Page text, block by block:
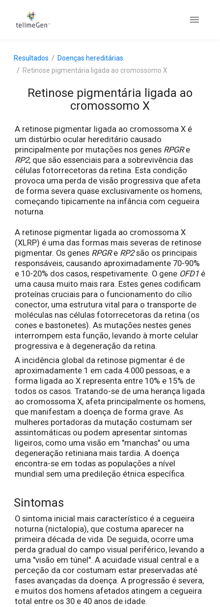
Resultados
Doenças hereditárias
Retinose pigmentária ligada ao cromossomo X
Retinose pigmentária ligada ao
cromossomo X
A retinose pigmentar ligada ao cromossoma X é
um distúrbio ocular hereditário causado
principalmente por mutações nos genes RPGRe
RP2, que são essenciais para a sobrevivência das
células fotorrecetoras da retina. Esta condição
provoca uma perda de visão progressiva que afeta
de forma severa quase exclusivamente os homens,
começando tipicamente na infância com cegueira
noturna.
A retinose pigmentar ligada ao cromossoma X
(XLRP) é uma das formas mais severas de retinose
pigmentar. Os genes RPGRe RP2são os principais
responsáveis, causando aproximadamente 70-90%
e 10-20% dos casos, respetivamente. O gene OFD1 é
uma causa muito mais rara. Estes genes codificam
proteínas cruciais para o funcionamento do cílio
conector, uma estrutura vital para o transporte de
moléculas nas células fotorrecetoras da retina (os
cones e bastonetes). As mutações nestes genes
interrompem esta função, levando à morte celular
progressiva e à degeneração da retina.
A incidência global da retinose pigmentar é de
aproximadamente 1 em cada 4.000 pessoas, e a
forma ligada ao X representa entre 10% e 15% de
todos os casos. Tratando-se de uma herança ligada
ao cromossoma X, afeta principalmente os homens,
que manifestam a doença de forma grave. As
mulheres portadoras da mutação costumam ser
assintomáticas ou podem apresentar sintomas
ligeiros, como uma visão em "manchas" ou uma
degeneração retiniana mais tardia. A doença
encontra-se em todas as populações a nível
mundial sem uma predileção étnica específica.
Sintomas
O sintoma inicial mais característico é a cegueira
noturna (nictalopia), que costuma aparecer na
primeira década de vida. De seguida, ocorre uma
perda gradual do campo visual periférico, levando a
uma "visão em túnel". A acuidade visual central e a
perceção da cor costumam estar preservadas até
fases avançadas da doença. A progressão é severa,
e muitos dos homens afetados atingem a cegueira
total entre os 30 e 40 anos de idade.